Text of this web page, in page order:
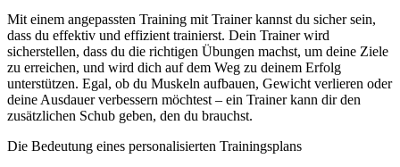
Mit einem angepassten Training mit Trainer kannst du sicher sein,
dass du effektiv und effizient trainierst. Dein Trainer wird
sicherstellen, dass du die richtigen Übungen machst, um deine Ziele
zu erreichen, und wird dich auf dem Weg zu deinem Erfolg
unterstützen. Egal, ob du Muskeln aufbauen, Gewicht verlieren oder
deine Ausdauer verbessern möchtest – ein Trainer kann dir den
zusätzlichen Schub geben, den du brauchst.
Die Bedeutung eines personalisierten Trainingsplans